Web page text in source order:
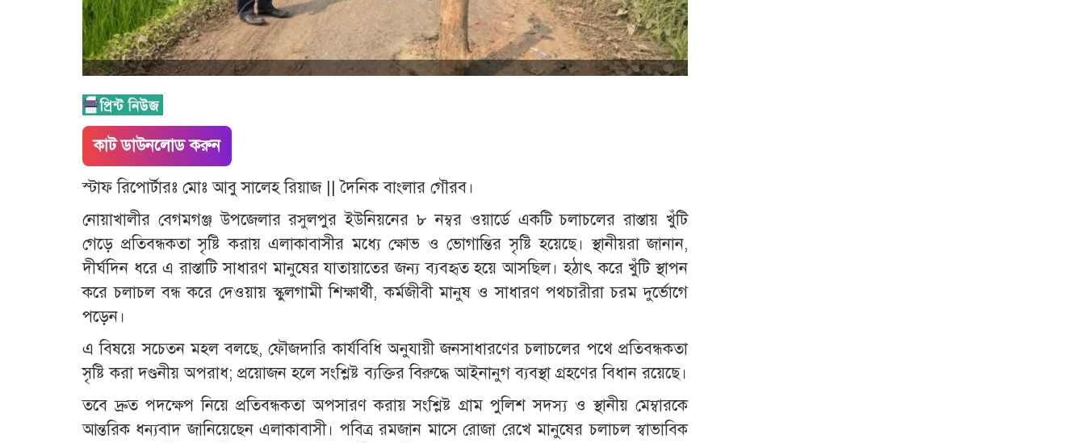
কাট ডাউনলোড করুন
স্টাফ রিপোর্টারঃ মোঃ আবু সালেহ রিয়াজ || দৈনিক বাংলার গৌরব।
নোয়াখালীর বেগমগঞ্জ উপজেলার রসুলপুর ইউনিয়নের ৮ নম্বর ওয়ার্ডে একটি চলাচলের রাস্তায় খুঁটি
গেড়ে প্রতিবন্ধকতা সৃষ্টি করায় এলাকাবাসীর মধ্যে ক্ষোভ ও ভোগান্তির সৃষ্টি হয়েছে। স্থানীয়রা জানান,
দীর্ঘদিন ধরে এ রাস্তাটি সাধারণ মানুষের যাতায়াতের জন্য ব্যবহৃত হয়ে আসছিল। হঠাৎ করে খুঁটি স্থাপন
করে চলাচল বন্ধ করে দেওয়ায় স্কুলগামী শিক্ষার্থী, কর্মজীবী মানুষ ও সাধারণ পথচারীরা চরম দুর্ভোগে
পড়েন।
এ বিষয়ে সচেতন মহল বলছে, ফৌজদারি কার্যবিধি অনুযায়ী জনসাধারণের চলাচলের পথে প্রতিবন্ধকতা
সৃষ্টি করা দণ্ডনীয় অপরাধ; প্রয়োজন হলে সংশ্লিষ্ট ব্যক্তির বিরুদ্ধে আইনানুগ ব্যবস্থা গ্রহণের বিধান রয়েছে।
তবে দ্রুত পদক্ষেপ নিয়ে প্রতিবন্ধকতা অপসারণ করায় সংশ্লিষ্ট গ্রাম পুলিশ সদস্য ও স্থানীয় মেম্বারকে
আন্তরিক ধন্যবাদ জানিয়েছেন এলাকাবাসী। পবিত্র রমজান মাসে রোজা রেখে মানুষের চলাচল স্বাভাবিক